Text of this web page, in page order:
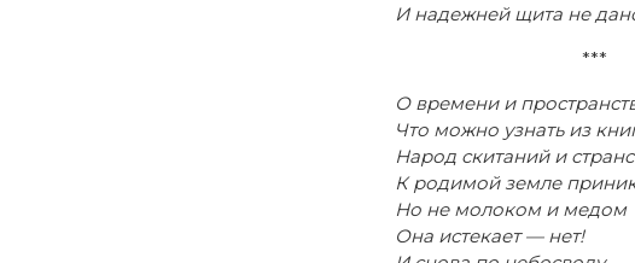
И надежней щита не
***
О времени и
Что можно узнать из
Народ скитаний и
К родимой земле
Но не молоком и медом
Она истекает — нет!